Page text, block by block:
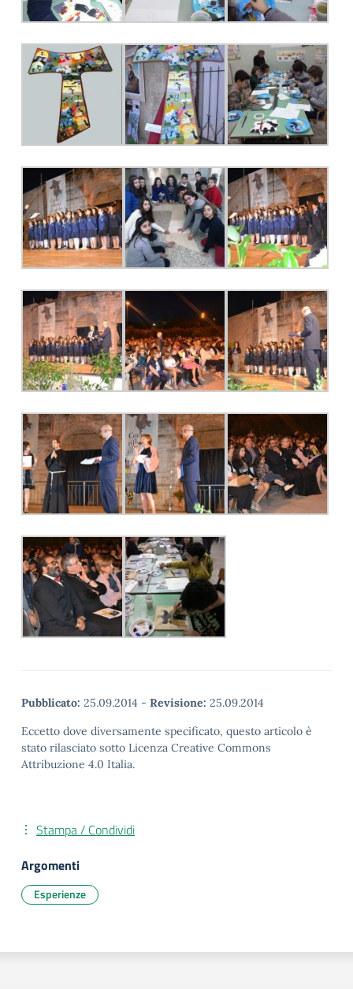
Pubblicato: 25.09.2014 - Revisione: 25.09.2014
Eccetto dove diversamente specificato, questo articolo è
stato rilasciato sotto Licenza Creative Commons
Attribuzione 4.0 Italia.
Stampa / Condividi
Argomenti
Esperienze